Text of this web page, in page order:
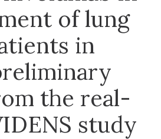
of lung
in
the real-
study